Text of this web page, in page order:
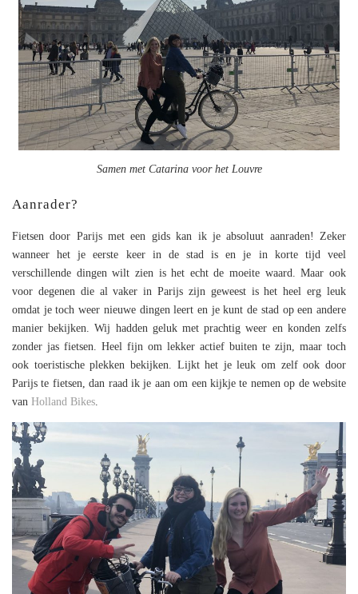
Samen met Catarina voor het Louvre
Aanrader?
Fietsen door Parijs met een gids kan ik je absoluut aanraden! Zeker
wanneer het je eerste keer in de stad is en je in korte tijd veel
verschillende dingen wilt zien is het echt de moeite waard. Maar ook
voor degenen die al vaker in Parijs zijn geweest is het heel erg leuk
omdat je toch weer nieuwe dingen leert en je kunt de stad op een andere
manier bekijken. Wij hadden geluk met prachtig weer en konden zelfs
zonder jas fietsen. Heel fijn om lekker actief buiten te zijn, maar toch
ook toeristische plekken bekijken. Lijkt het je leuk om zelf ook door
Parijs te fietsen, dan raad ik je aan om een kijkje te nemen op de website
van Holland Bikes.